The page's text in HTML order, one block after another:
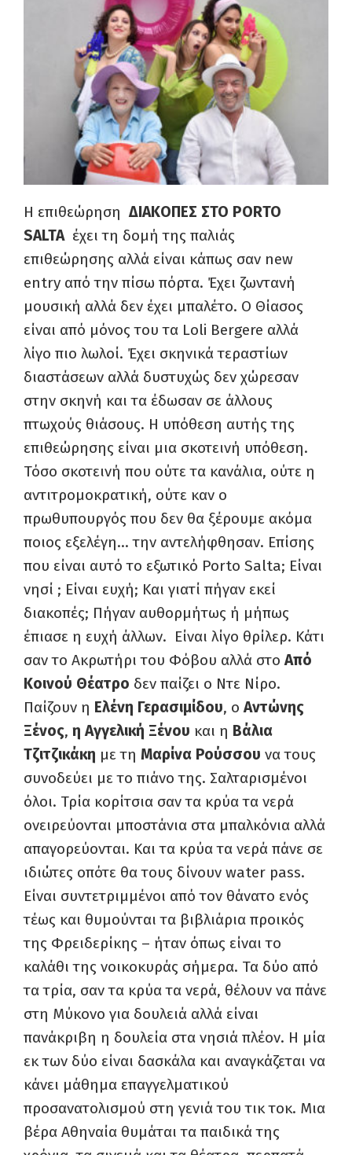
H επιθεώρηση ΔΙΑΚΟΠΕΣ ΣΤΟ PORTO
SALTAέχει τη δομή της παλιάς
επιθεώρησης αλλά είναι κάπως σαν new
entry από την πίσω πόρτα. Έχει ζωντανή
μουσική αλλά δεν έχει μπαλέτο. Ο Θίασος
είναι από μόνος του τα Loli Bergere αλλά
λίγο πιο λωλοί. Έχει σκηνικά τεραστίων
διαστάσεων αλλά δυστυχώς δεν χώρεσαν
στην σκηνή και τα έδωσαν σε άλλους
πτωχούς θιάσους. Η υπόθεση αυτής της
επιθεώρησης είναι μια σκοτεινή υπόθεση.
Τόσο σκοτεινή που ούτε τα κανάλια, ούτε η
αντιτρομοκρατική, ούτε καν ο
πρωθυπουργός που δεν θα ξέρουμε ακόμα
ποιος εξελέγη… την αντελήφθησαν. Επίσης
που είναι αυτό το εξωτικό Porto Salta; Είναι
νησί ; Είναι ευχή; Και γιατί πήγαν εκεί
διακοπές; Πήγαν αυθορμήτως ή μήπως
έπιασε η ευχή άλλων. Είναι λίγο θρίλερ. Κάτι
σαν το Ακρωτήρι του Φόβου αλλά στο Από
Κοινού Θέατρο δεν παίζει ο Ντε Νίρο.
Παίζουν η Ελένη Γερασιμίδου, ο Αντώνης
Ξένος, η Αγγελική Ξένου και η Βάλια
Τζιτζικάκη με τη Μαρίνα Ρούσσου να τους
συνοδεύει με το πιάνο της. Σαλταρισμένοι
όλοι. Τρία κορίτσια σαν τα κρύα τα νερά
ονειρεύονται μποστάνια στα μπαλκόνια αλλά
απαγορεύονται. Και τα κρύα τα νερά πάνε σε
ιδιώτες οπότε θα τους δίνουν water pass.
Είναι συντετριμμένοι από τον θάνατο ενός
τέως και θυμούνται τα βιβλιάρια προικός
της Φρειδερίκης – ήταν όπως είναι το
καλάθι της νοικοκυράς σήμερα. Τα δύο από
τα τρία, σαν τα κρύα τα νερά, θέλουν να πάνε
στη Μύκονο για δουλειά αλλά είναι
πανάκριβη η δουλεία στα νησιά πλέον. Η μία
εκ των δύο είναι δασκάλα και αναγκάζεται να
κάνει μάθημα επαγγελματικού
προσανατολισμού στη γενιά του τικ τοκ. Μια
βέρα Αθηναία θυμάται τα παιδικά της